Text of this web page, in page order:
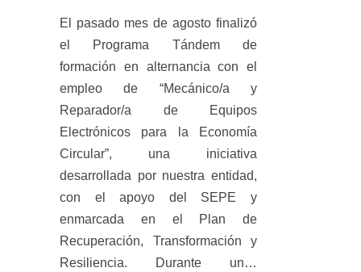
El pasado mes de agosto finalizó
el Programa Tándem de
formación en alternancia con el
empleo de “Mecánico/a y
Reparador/a de Equipos
Electrónicos para la Economía
Circular”, una iniciativa
desarrollada por nuestra entidad,
con el apoyo del SEPE y
enmarcada en el Plan de
Recuperación, Transformación y
Resiliencia. Durante un…